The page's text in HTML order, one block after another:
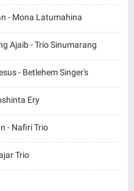
- Mona Latumahina
Ajaib - Trio Sinumarang
- Betlehem Singer's
Ery
- Nafiri Trio
Trio